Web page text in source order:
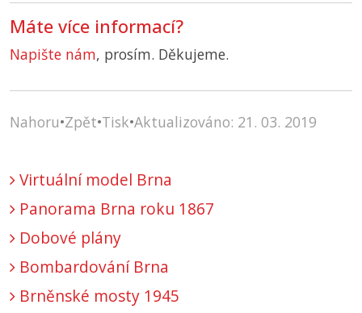
Máte více informací?
Napište nám, prosím. Děkujeme.
Nahoru•Zpět•Tisk•Aktualizováno: 21. 03. 2019
Virtuální model Brna
Panorama Brna roku 1867
Dobové plány
Bombardování Brna
Brněnské mosty 1945